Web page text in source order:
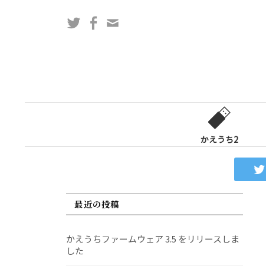
ス
TwitterFacebook
かえうち2
最近の投稿
かえうちファームウェア 3.5 をリリースしま
した